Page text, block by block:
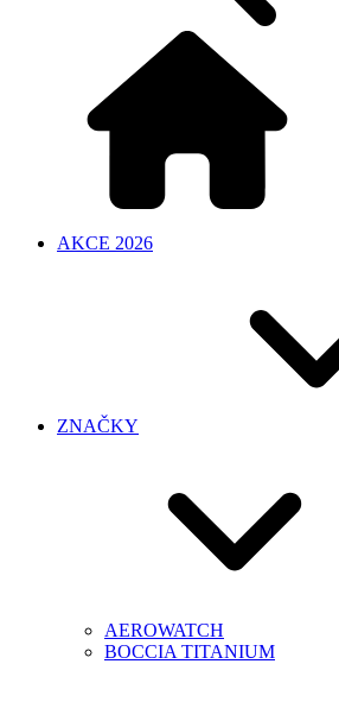
AKCE 2026
ZNAČKY
AEROWATCH
BOCCIA TITANIUM